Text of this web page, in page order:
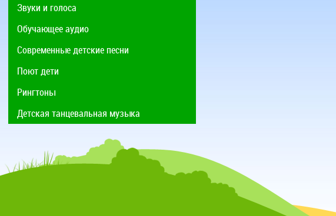
Звуки и голоса
Обучающее аудио
Современные детские песни
Поют дети
Рингтоны
Детская танцевальная музыка